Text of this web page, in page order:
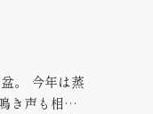
。 今年は蒸
き声も相…